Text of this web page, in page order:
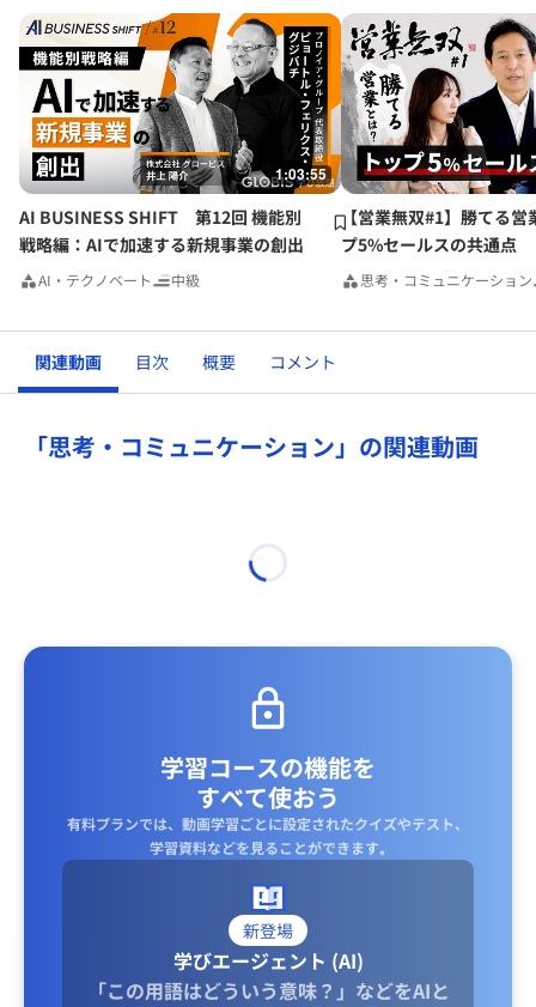
1:03:55
AI BUSINESS SHIFT 第12回 機能別
戦略編：AIで加速する新規事業の創出
AI・テクノベート 中級
【営業無双#1】勝てる営
プ5%セールスの共通点
思考・コミュニケーション
関連動画 目次 概要 コメント
「思考・コミュニケーション」の関連動画
学習コースの機能を
すべて使おう
有料プランでは、動画学習ごとに設定されたクイズやテスト、
学習資料などを見ることができます｡
新登場
学びエージェント (AI)
「この用語はどういう意味？」などをAIと